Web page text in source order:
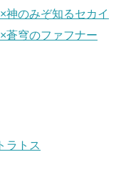
神のみぞ知るセカイ
蒼穹のファフナー
ラトス